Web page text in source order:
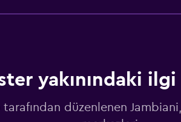
yakınındaki
düzenlenen